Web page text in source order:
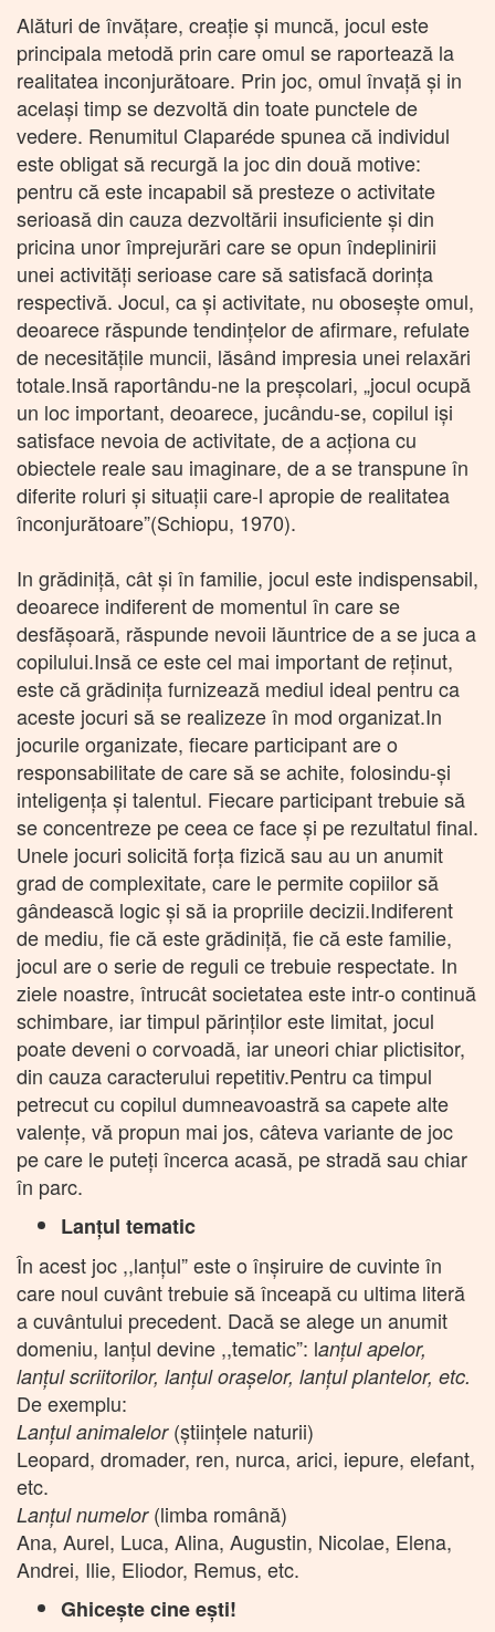
Alături de învăţare, creaţie şi muncă, jocul este
principala metodă prin care omul se raportează la
realitatea inconjurătoare. Prin joc, omul învaţă şi in
acelaşi timp se dezvoltă din toate punctele de
vedere. Renumitul Claparéde spunea că individul
este obligat să recurgă la joc din două motive:
pentru că este incapabil să presteze o activitate
serioasă din cauza dezvoltării insuficiente şi din
pricina unor împrejurări care se opun îndeplinirii
unei activităţi serioase care să satisfacă dorinţa
respectivă. Jocul, ca şi activitate, nu oboseşte omul,
deoarece răspunde tendinţelor de afirmare, refulate
de necesităţile muncii, lăsând impresia unei relaxări
totale.Insă raportându-ne la preşcolari, „jocul ocupă
un loc important, deoarece, jucându-se, copilul işi
satisface nevoia de activitate, de a acţiona cu
obiectele reale sau imaginare, de a se transpune în
diferite roluri şi situaţii care-l apropie de realitatea
înconjurătoare”(Schiopu, 1970).
In grădiniţă, cât şi în familie, jocul este indispensabil,
deoarece indiferent de momentul în care se
desfăşoară, răspunde nevoii lăuntrice de a se juca a
copilului.Insă ce este cel mai important de reţinut,
este că grădiniţa furnizează mediul ideal pentru ca
aceste jocuri să se realizeze în mod organizat.In
jocurile organizate, fiecare participant are o
responsabilitate de care să se achite, folosindu-şi
inteligenţa şi talentul. Fiecare participant trebuie să
se concentreze pe ceea ce face şi pe rezultatul final.
Unele jocuri solicită forţa fizică sau au un anumit
grad de complexitate, care le permite copiilor să
gândească logic şi să ia propriile decizii.Indiferent
de mediu, fie că este grădiniţă, fie că este familie,
jocul are o serie de reguli ce trebuie respectate. In
ziele noastre, întrucât societatea este intr-o continuă
schimbare, iar timpul părinţilor este limitat, jocul
poate deveni o corvoadă, iar uneori chiar plictisitor,
din cauza caracterului repetitiv.Pentru ca timpul
petrecut cu copilul dumneavoastră sa capete alte
valenţe, vă propun mai jos, câteva variante de joc
pe care le puteţi încerca acasă, pe stradă sau chiar
în parc.
Lanţul tematic
În acest joc ,,lanţul” este o înşiruire de cuvinte în
care noul cuvânt trebuie să înceapă cu ultima literă
a cuvântului precedent. Dacă se alege un anumit
domeniu, lanţul devine ,,tematic”: lanţul apelor,
lanţul scriitorilor, lanţul oraşelor, lanţul plantelor, etc.
De exemplu:
Lanţul animalelor(ştiinţele naturii)
Leopard, dromader, ren, nurca, arici, iepure, elefant,
etc.
Lanţul numelor (limba română)
Ana, Aurel, Luca, Alina, Augustin, Nicolae, Elena,
Andrei, Ilie, Eliodor, Remus, etc.
Ghiceşte cine eşti!